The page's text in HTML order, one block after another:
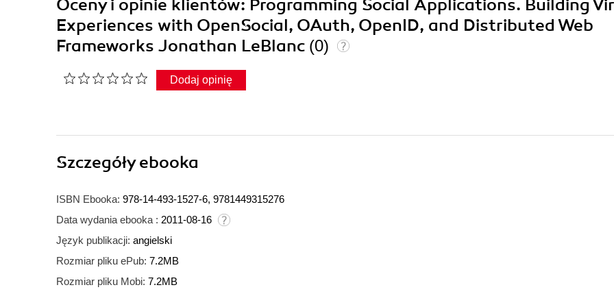
Oceny i opinie klientów: Programming Social Applications. Building
Experiences with OpenSocial, OAuth, OpenID, and Distributed Web
Frameworks Jonathan LeBlanc (0)
Dodaj opinię
Szczegółyebooka
ISBN Ebooka: 978-14-493-1527-6, 9781449315276
Data wydania ebooka : 2011-08-16
Język publikacji: angielski
Rozmiar pliku ePub: 7.2MB
Rozmiar pliku Mobi: 7.2MB